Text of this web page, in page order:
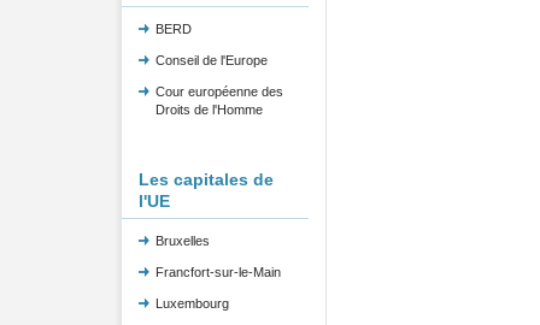
BERD
Conseil de l'Europe
Cour européenne des
Droits de l'Homme
Les capitales de
l'UE
Bruxelles
Francfort-sur-le-Main
Luxembourg